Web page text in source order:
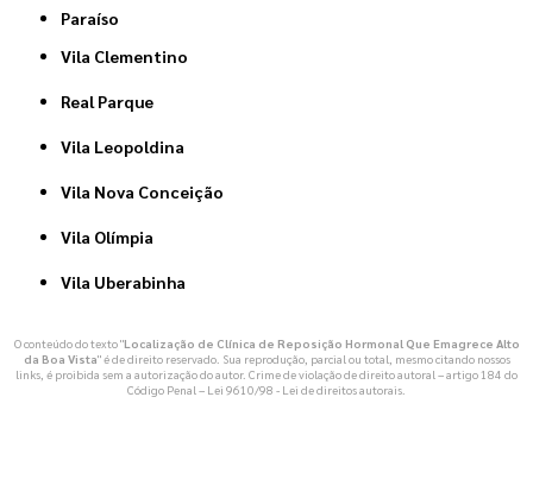
Paraíso
Vila Clementino
Real Parque
Vila Leopoldina
Vila Nova Conceição
Vila Olímpia
Vila Uberabinha
O conteúdo do texto "Localização de Clínica de Reposição Hormonal Que Emagrece Alto
da Boa Vista" é de direito reservado. Sua reprodução, parcial ou total, mesmo citando nossos
links, é proibida sem a autorização do autor. Crime de violação de direito autoral – artigo 184 do
Código Penal – Lei 9610/98 - Lei de direitos autorais